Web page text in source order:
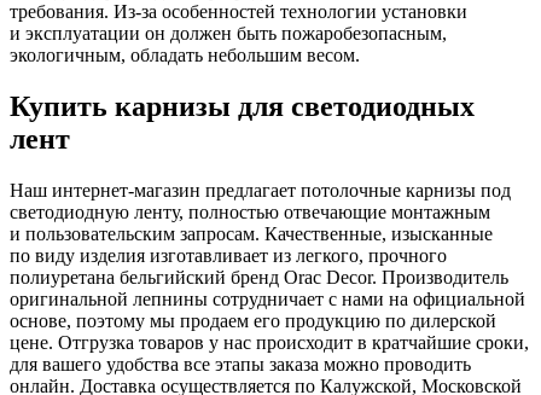
требования. Из-за особенностей технологии установки
и эксплуатации он должен быть пожаробезопасным,
экологичным, обладать небольшим весом.
Купить карнизы для светодиодных
лент
Наш интернет-магазин предлагает потолочные карнизы под
светодиодную ленту, полностью отвечающие монтажным
и пользовательским запросам. Качественные, изысканные
по виду изделия изготавливает из легкого, прочного
полиуретана бельгийский бренд Orac Decor. Производитель
оригинальной лепнины сотрудничает с нами на официальной
основе, поэтому мы продаем его продукцию по дилерской
цене. Отгрузка товаров у нас происходит в кратчайшие сроки,
для вашего удобства все этапы заказа можно проводить
онлайн. Доставка осуществляется по Калужской, Московской